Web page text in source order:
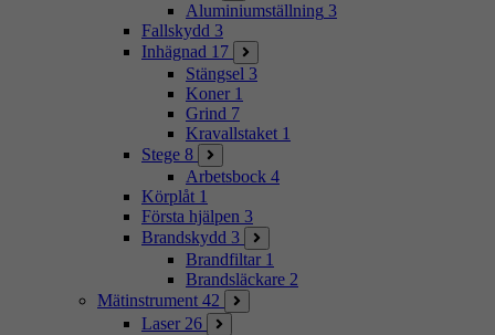
Aluminiumställning 3
Fallskydd 3
Inhägnad 17
Stängsel 3
Koner 1
Grind 7
Kravallstaket 1
Stege 8
Arbetsbock 4
Körplåt 1
Första hjälpen 3
Brandskydd 3
Brandfiltar 1
Brandsläckare 2
Mätinstrument 42
Laser 26